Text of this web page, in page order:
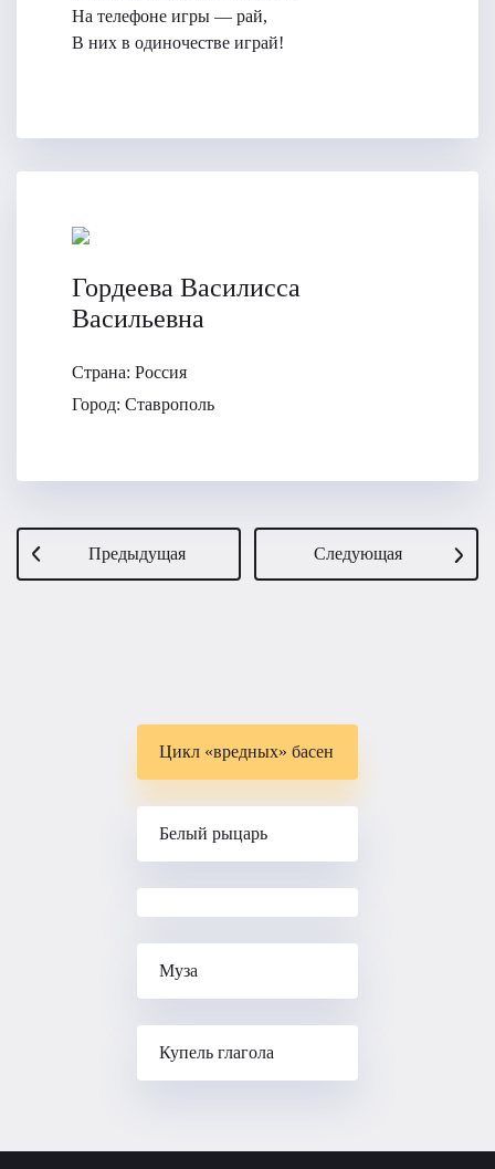
На телефоне игры — рай,
В них в одиночестве играй!
Гордеева Василисса
Васильевна
Страна: Россия
Город: Ставрополь
Предыдущая Следующая
Цикл «вредных» басен
Белый рыцарь
Муза
Купель глагола